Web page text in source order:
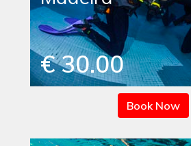
€ 30.00
Book Now